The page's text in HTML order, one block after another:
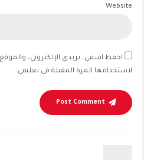
Website
احفظ اسمي، بريدي الإلكتروني،
لاستخدامها المرة المقبلة في تعليقي.
Post Comment